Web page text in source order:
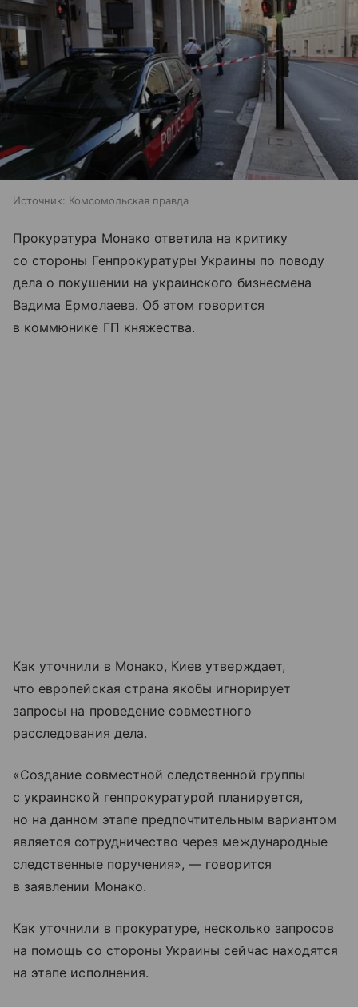
Источник: Комсомольская правда
Прокуратура Монако ответила на критику
со стороны Генпрокуратуры Украины по поводу
дела о покушении на украинского бизнесмена
Вадима Ермолаева. Об этом говорится
в коммюнике ГП княжества.
Как уточнили в Монако, Киев утверждает,
что европейская страна якобы игнорирует
запросы на проведение совместного
расследования дела.
«Создание совместной следственной группы
с украинской генпрокуратурой планируется,
но на данном этапе предпочтительным вариантом
является сотрудничество через международные
следственные поручения», — говорится
в заявлении Монако.
Как уточнили в прокуратуре, несколько запросов
на помощь со стороны Украины сейчас находятся
на этапе исполнения.